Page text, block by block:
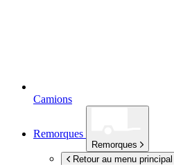
Camions
Remorques
Remorques
Retour au menu principal